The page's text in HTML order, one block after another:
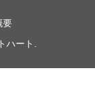
要
ハート .